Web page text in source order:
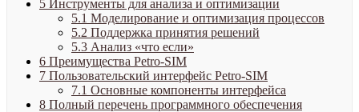
5 Инструменты для анализа и оптимизации
5.1 Моделирование и оптимизация процессов
5.2 Поддержка принятия решений
5.3 Анализ «что если»
6 Преимущества Petro-SIM
7 Пользовательский интерфейс Petro-SIM
7.1 Основные компоненты интерфейса
8 Полный перечень программного обеспечения